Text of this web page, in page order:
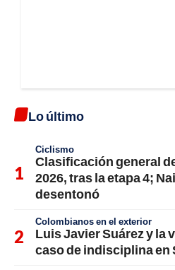
Lo último
Ciclismo
Clasificación general
2026, tras la etapa 4;
desentonó
Colombianos en el exterior
Luis Javier Suárez y la
caso de indisciplina